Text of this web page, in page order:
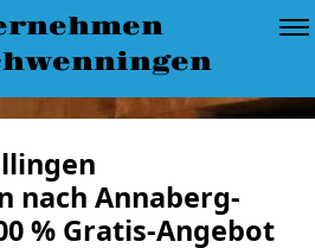
nach Annaberg-
% Gratis-Angebot